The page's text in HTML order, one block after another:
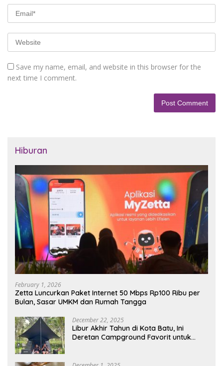
Save my name, email, and website in this browser for the
next time I comment.
Hiburan
February 1, 2026
Zetta Luncurkan Paket Internet 50 Mbps Rp100 Ribu per
Bulan, Sasar UMKM dan Rumah Tangga
December 22, 2025
Libur Akhir Tahun di Kota Batu, Ini
Deretan Campground Favorit untuk